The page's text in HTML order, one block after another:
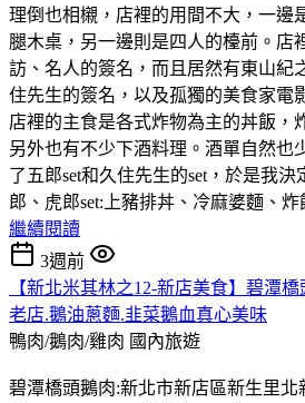
理倒也相櫬，店裡的用間不大，一邊
腿木桌，另一邊則是四人的檯前。店
訪、名人的簽名，而且居然有東山紀
住先生的簽名，以及孤獨的美食家電
店裡的主食是各式炸物為主的丼飯，
另外也有不少下酒料理。酒單自然也
了五郎set和久住先生的set，於是我
郎、虎郎set:上豬排丼、冷麻婆麵、炸
繼續閱讀
3週前
【新北米其林之12-新店美食】碧潭
老店.鵝油蔥麵.韭菜鵝血真心美味
鴨肉/鵝肉/雞肉 國內旅遊
碧潭橋頭鵝肉:新北市新店區新生里北